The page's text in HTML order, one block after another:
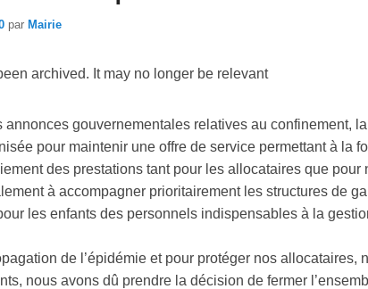
par Mairie
archived. It may no longer be relevant
annonces gouvernementales relatives au confinement,
pour maintenir une offre de service permettant à la
des prestations tant pour les allocataires que pour
à accompagner prioritairement les structures de
les enfants des personnels indispensables à la
de l’épidémie et pour protéger nos allocataires,
nous avons dû prendre la décision de fermer